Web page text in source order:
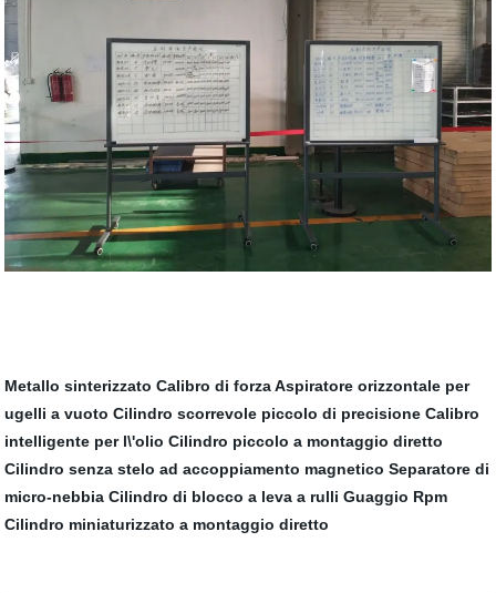
Metallo sinterizzato Calibro di forza Aspiratore orizzontale per
ugelli a vuoto Cilindro scorrevole piccolo di precisione Calibro
intelligente per l\'olio Cilindro piccolo a montaggio diretto
Cilindro senza stelo ad accoppiamento magnetico Separatore di
micro-nebbia Cilindro di blocco a leva a rulli Guaggio Rpm
Cilindro miniaturizzato a montaggio diretto